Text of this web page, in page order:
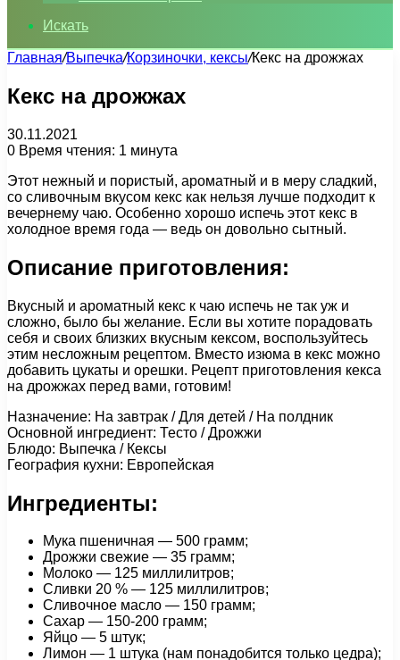
Искать
Главная/Выпечка/Корзиночки, кексы/Кекс на дрожжах
Кекс на дрожжах
30.11.2021
0 Время чтения: 1 минута
Этот нежный и пористый, ароматный и в меру сладкий,
со сливочным вкусом кекс как нельзя лучше подходит к
вечернему чаю. Особенно хорошо испечь этот кекс в
холодное время года — ведь он довольно сытный.
Описание приготовления:
Вкусный и ароматный кекс к чаю испечь не так уж и
сложно, было бы желание. Если вы хотите порадовать
себя и своих близких вкусным кексом, воспользуйтесь
этим несложным рецептом. Вместо изюма в кекс можно
добавить цукаты и орешки. Рецепт приготовления кекса
на дрожжах перед вами, готовим!
Назначение: На завтрак / Для детей / На полдник
Основной ингредиент: Тесто / Дрожжи
Блюдо: Выпечка / Кексы
География кухни: Европейская
Ингредиенты:
Мука пшеничная — 500 грамм;
Дрожжи свежие — 35 грамм;
Молоко — 125 миллилитров;
Сливки 20 % — 125 миллилитров;
Сливочное масло — 150 грамм;
Сахар — 150-200 грамм;
Яйцо — 5 штук;
Лимон — 1 штука (нам понадобится только цедра);